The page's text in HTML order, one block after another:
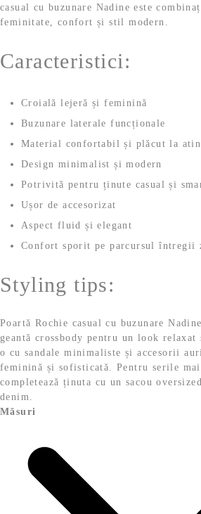
casual cu buzunare Nadine este
feminitate, confort și stil modern.
Caracteristici:
Croială lejeră și feminină
Buzunare laterale funcționale
Material confortabil și plăcut la
Design minimalist și modern
Potrivită pentru ținute casual și
Ușor de accesorizat
Aspect fluid și elegant
Confort sporit pe parcursul întregii
Styling tips:
Poartă Rochie casual cu buzunare
geantă crossbody pentru un look relaxat
o cu sandale minimaliste și accesorii
feminină și sofisticată. Pentru serile mai
completează ținuta cu un sacou
denim.
Măsuri